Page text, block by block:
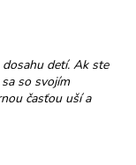
detí. Ak ste
so svojím
časťou uší a